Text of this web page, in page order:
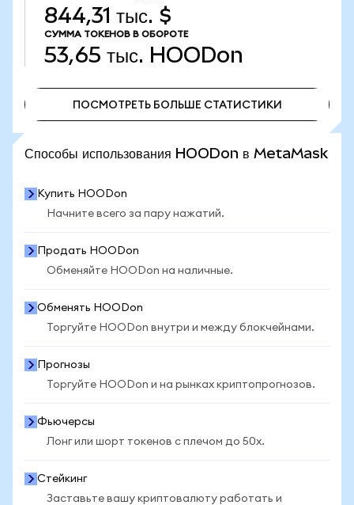
844,31 тыс. $
СУММА ТОКЕНОВ В ОБОРОТЕ
53,65 тыс. HOODon
ПОСМОТРЕТЬ БОЛЬШЕ СТАТИСТИКИ
Способы использования HOODon в MetaMask
Купить HOODon
Начните всего за пару нажатий.
Продать HOODon
Обменяйте HOODon на наличные.
Обменять HOODon
Торгуйте HOODon внутри и между блокчейнами.
Прогнозы
Торгуйте HOODon и на рынках криптопрогнозов.
Фьючерсы
Лонг или шорт токенов с плечом до 50x.
Стейкинг
Заставьте вашу криптовалюту работать и